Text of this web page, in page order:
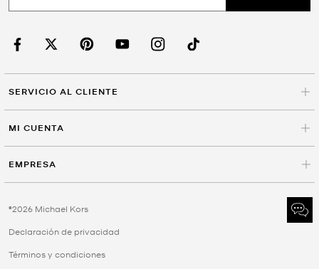
SERVICIO AL CLIENTE
MI CUENTA
EMPRESA
©2026 Michael Kors
Declaración de privacidad
Términos y condiciones